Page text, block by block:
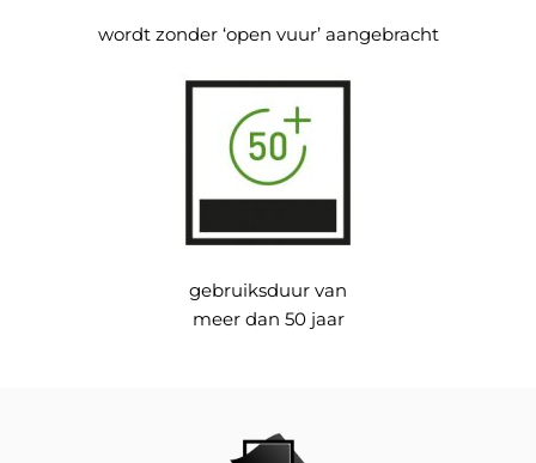
wordt zonder ‘open vuur’ aangebracht
gebruiksduur van
meer dan 50 jaar